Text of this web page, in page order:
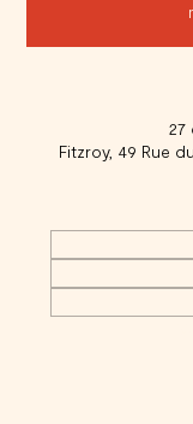
27
Fitzroy, 49 Rue